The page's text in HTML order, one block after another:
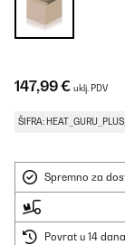
147,99 € uklj. PDV
ŠIFRA:
Spremno za
Povrat u 14 dana